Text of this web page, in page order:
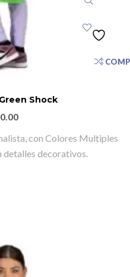
Shock
con Colores Multiples
decorativos.